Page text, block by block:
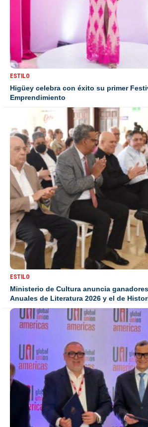
ESTILO
Higüey celebra con éxito su primer
Emprendimiento
ESTILO
Ministerio de Cultura anuncia
Anuales de Literatura 2026 y el de